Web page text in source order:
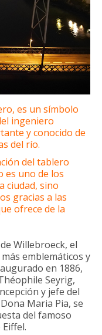
es un símbolo
ingeniero
y conocido de
del río.
del tablero
es uno de los
ciudad, sino
gracias a las
ofrece de la
Willebroeck, el
emblemáticos y
en 1886,
Seyrig,
y jefe del
Maria Pia, se
del famoso